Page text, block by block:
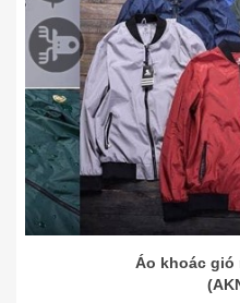
Áo khoác gió